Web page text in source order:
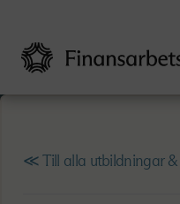
≪ Till alla utbildningar